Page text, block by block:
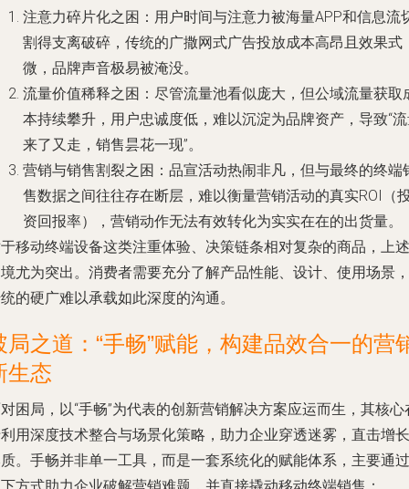
注意力碎片化之困 ：用户时间与注意力被海量APP和信息流
割得支离破碎，传统的广撒网式广告投放成本高昂且效果式
微，品牌声音极易被淹没。
流量价值稀释之困 ：尽管流量池看似庞大，但公域流量获取
本持续攀升，用户忠诚度低，难以沉淀为品牌资产，导致“
来了又走，销售昙花一现”。
营销与销售割裂之困 ：品宣活动热闹非凡，但与最终的终端
售数据之间往往存在断层，难以衡量营销活动的真实ROI（
资回报率），营销动作无法有效转化为实实在在的出货量。
移动终端设备这类注重体验、决策链条相对复杂的商品，上述
尤为突出。消费者需要充分了解产品性能、设计、使用场景，
的硬广难以承载如此深度的沟通。
局之道：“手畅”赋能，构建品效合一的营
生态
困局，以“手畅”为代表的创新营销解决方案应运而生，其核心
用深度技术整合与场景化策略，助力企业穿透迷雾，直击增长
。手畅并非单一工具，而是一套系统化的赋能体系，主要通过